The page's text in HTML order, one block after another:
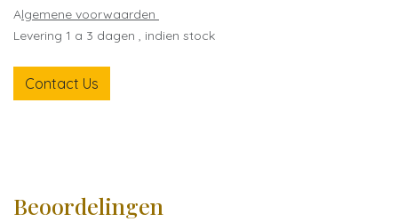
Algemene voorwaarden
Levering 1 a 3 dagen , indien stock
Contact Us
Beoordelingen